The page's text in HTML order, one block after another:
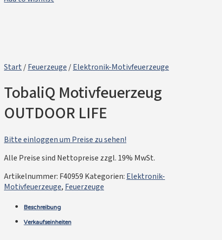
Start/Feuerzeuge /Elektronik-Motivfeuerzeuge
TobaliQ Motivfeuerzeug
OUTDOOR LIFE
Bitte einloggen um Preise zu sehen!
Alle Preise sind Nettopreise zzgl. 19% MwSt.
Artikelnummer: F40959 Kategorien: Elektronik-
Motivfeuerzeuge, Feuerzeuge
Beschreibung
Verkaufseinheiten